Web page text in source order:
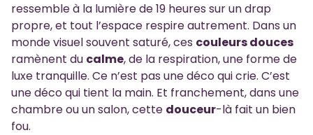
ressemble à la lumière de 19 heures sur un drap
propre, et tout l’espace respire autrement. Dans un
monde visuel souvent saturé, ces couleurs douces
ramènent du calme, de la respiration, une forme de
luxe tranquille. Ce n’est pas une déco qui crie. C’est
une déco qui tient la main. Et franchement, dans une
chambre ou un salon, cette douceur-là fait un bien
fou.